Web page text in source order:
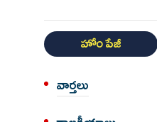
హోం పేజీ
వార్త‌లు